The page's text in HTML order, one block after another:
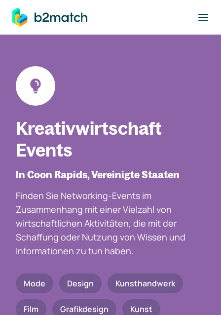
springen
Kreativwirtschaft
Events
In Coon Rapids, Vereinigte Staaten
Finden Sie Networking-Events im
Zusammenhang mit einer Vielzahl von
wirtschaftlichen Aktivitäten, die mit der
Schaffung oder Nutzung von Wissen und
Informationen zu tun haben.
Mode Design Kunsthandwerk
Film Grafikdesign Kunst